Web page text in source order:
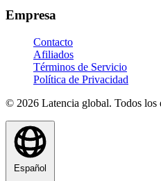
Empresa
Contacto
Afiliados
Términos de Servicio
Política de Privacidad
© 2026 Latencia global. Todos los
Español